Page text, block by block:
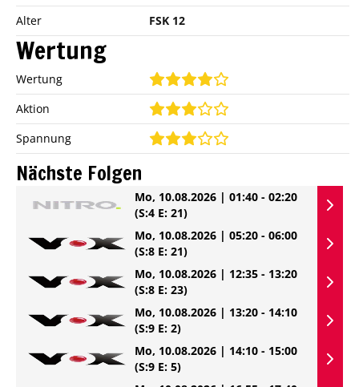
Alter
FSK 12
Wertung
Wertung
Aktion
Spannung
Nächste Folgen
Mo, 10.08.2026 | 01:40 - 02:20
(S:4 E: 21)
Mo, 10.08.2026 | 05:20 - 06:00
(S:8 E: 21)
Mo, 10.08.2026 | 12:35 - 13:20
(S:8 E: 23)
Mo, 10.08.2026 | 13:20 - 14:10
(S:9 E: 2)
Mo, 10.08.2026 | 14:10 - 15:00
(S:9 E: 5)